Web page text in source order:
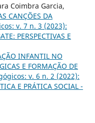
Coimbra Garcia,
CANÇÕES DA
v. 7 n. 3 (2023):
PERSPECTIVAS E
INFANTIL NO
E FORMAÇÃO DE
v. 6 n. 2 (2022):
E PRÁTICA SOCIAL -